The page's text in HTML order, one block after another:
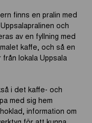
finns en pralin med
och
av en fyllning med
kaffe, och så en
lokala Uppsala
i det kaffe- och
med sig hem
information om